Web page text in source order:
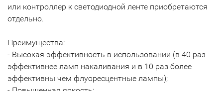
или контроллер к светодиодной ленте приобретаются
отдельно.
Преимущества:
- Высокая эффективность в использовании (в 40 раз
эффективнее ламп накаливания и в 10 раз более
эффективны чем флуоресцентные лампы);